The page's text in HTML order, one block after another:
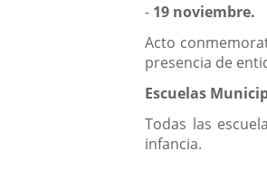
- 19 noviembre.
Acto
presencia de
Escuelas
Todas las
infancia.